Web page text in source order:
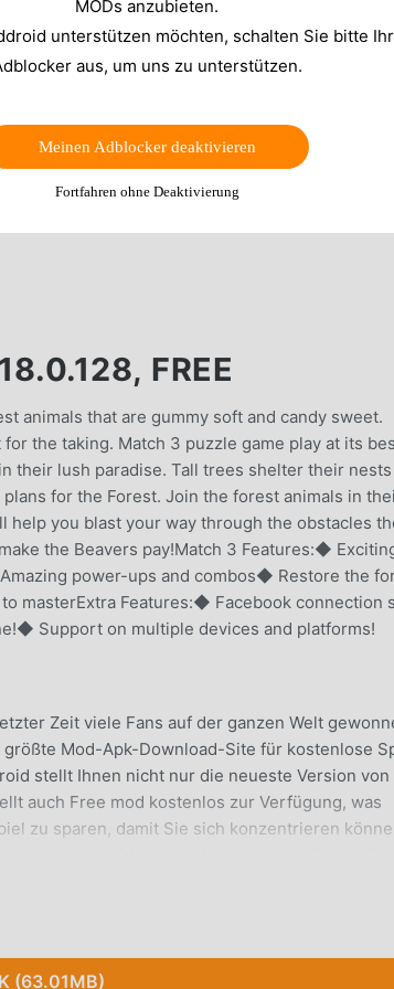
FREE
animals that are gummy soft and candy sweet.
the taking. Match 3 puzzle game play at its
their lush paradise. Tall trees shelter their nests
for the Forest. Join the forest animals in
you blast your way through the obstacles
the Beavers pay!Match 3 Features:◆
power-ups and combos◆ Restore the
masterExtra Features:◆ Facebook connection
Support on multiple devices and platforms!
Zeit viele Fans auf der ganzen Welt
Mod-Apk-Download-Site für kostenlose
stellt Ihnen nicht nur die neueste Version von
auch Free mod kostenlos zur Verfügung, was
zu sparen, damit Sie sich konzentrieren
% sicher, verfügbar und kostenlos zu installieren
herunter und spiele!
(63.01MB)
MODs anzubieten.
unterstützen möchten, schalten Sie bitte
aus, um uns zu unterstützen.
Meinen Adblocker deaktivieren
Fortfahren ohne Deaktivierung